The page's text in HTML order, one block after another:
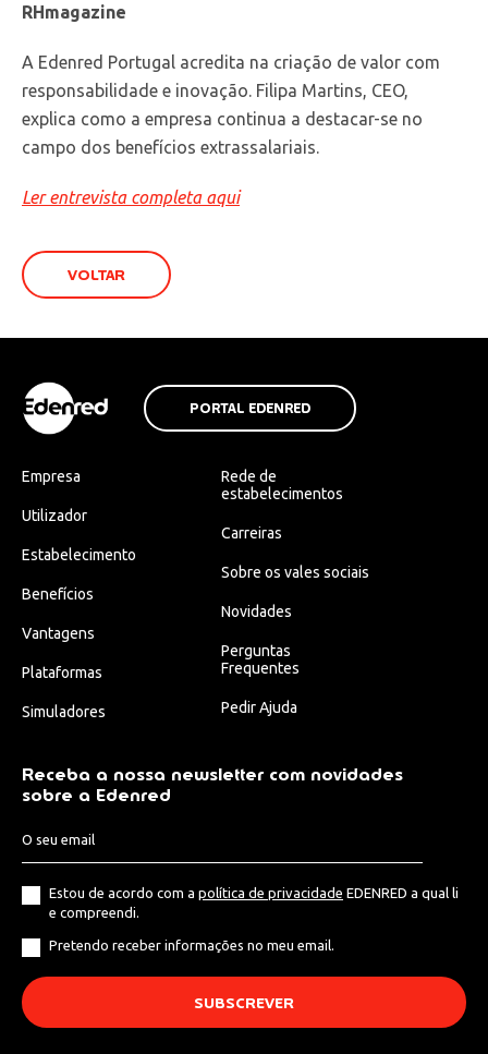
RHmagazine
A Edenred Portugal acredita na criação de valor com
responsabilidade e inovação. Filipa Martins, CEO,
explica como a empresa continua a destacar-se no
campo dos benefícios extrassalariais.
Ler entrevista completa aqui
VOLTAR
PORTAL EDENRED
Empresa
Utilizador
Estabelecimento
Benefícios
Vantagens
Plataformas
Simuladores
Rede de
estabelecimentos
Carreiras
Sobre os vales sociais
Novidades
Perguntas
Frequentes
Pedir Ajuda
Receba a nossa newsletter com novidades
sobre a Edenred
Estou de acordo com a política de privacidade EDENRED a qual li
e compreendi.
Pretendo receber informações no meu email.